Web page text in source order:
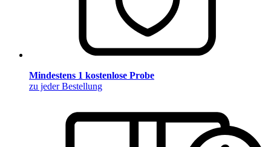
Mindestens 1 kostenlose Probe
zu jeder Bestellung